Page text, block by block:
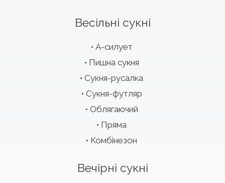
Весільні сукні
А-силует
Пишна сукня
Сукня-русалка
Сукня-футляр
Облягаючий
Пряма
Комбінезон
Вечірні сукні